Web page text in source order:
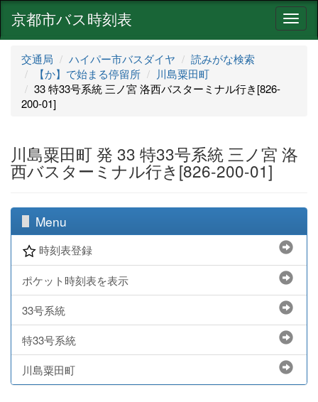
ナ
ビ
京都市バス時刻表
交通局 ハイパー市バスダイヤ
読みがな検索
【か】で始まる停留所
川島粟田町
33 特33号系統 三ノ宮 洛西バスターミナル行き[826-
200-01]
川島粟田町 発 33 特33号系統 三ノ宮 洛
西バスターミナル行き[826-200-01]
Menu
時刻表登録
ポケット時刻表を表示
33号系統
特33号系統
川島粟田町